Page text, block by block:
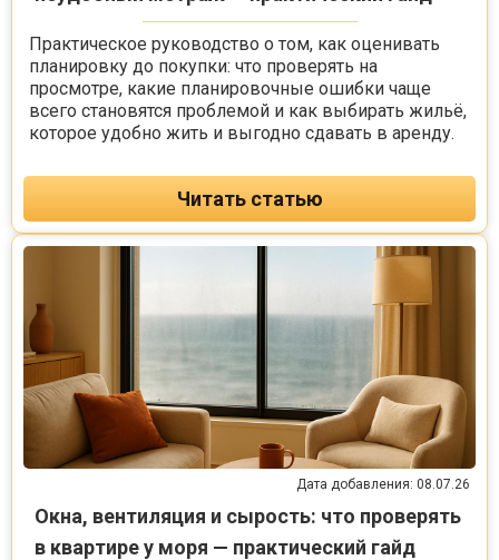
Практическое руководство о том, как оценивать
планировку до покупки: что проверять на
просмотре, какие планировочные ошибки чаще
всего становятся проблемой и как выбирать жильё,
которое удобно жить и выгодно сдавать в аренду.
Читать статью
Дата добавления: 08.07.26
Окна, вентиляция и сырость: что проверять
в квартире у моря — практический гайд